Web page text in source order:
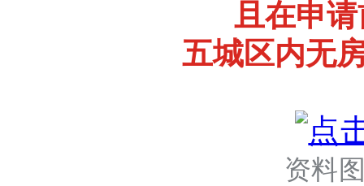
且在申
五城区内无
资料